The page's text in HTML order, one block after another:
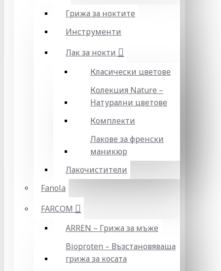
Грижа за ноктите
Инструменти
Лак за нокти
Класически цветове
Колекция Nature –
Натурални цветове
Комплекти
Лакове за френски
маникюр
Лакочистители
Fanola
FARCOM
ARREN – Грижа за мъже
Bioproten – Възстановяваща
грижа за косата